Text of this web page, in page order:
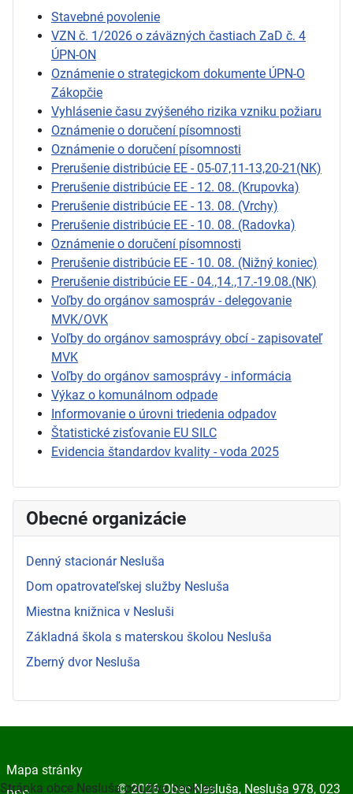
Stavebné povolenie
VZN č. 1/2026 o záväzných častiach ZaD č. 4
ÚPN-ON
Oznámenie o strategickom dokumente ÚPN-O
Zákopčie
Vyhlásenie času zvýšeného rizika vzniku požiaru
Oznámenie o doručení písomnosti
Oznámenie o doručení písomnosti
Prerušenie distribúcie EE - 05-07,11-13,20-21(NK)
Prerušenie distribúcie EE - 12. 08. (Krupovka)
Prerušenie distribúcie EE - 13. 08. (Vrchy)
Prerušenie distribúcie EE - 10. 08. (Radovka)
Oznámenie o doručení písomnosti
Prerušenie distribúcie EE - 10. 08. (Nižný koniec)
Prerušenie distribúcie EE - 04.,14.,17.-19.08.(NK)
Voľby do orgánov samospráv - delegovanie
MVK/OVK
Voľby do orgánov samosprávy obcí - zapisovateľ
MVK
Voľby do orgánov samosprávy - informácia
Výkaz o komunálnom odpade
Informovanie o úrovni triedenia odpadov
Štatistické zisťovanie EU SILC
Evidencia štandardov kvality - voda 2025
Obecné organizácie
Denný stacionár Nesluša
Dom opatrovateľskej služby Nesluša
Miestna knižnica v Nesluši
Základná škola s materskou školou Nesluša
Zberný dvor Nesluša
Mapa stránky
© 2026 Obec Nesluša, Nesluša 978, 023
Stránka obce Nesluša používa cookies